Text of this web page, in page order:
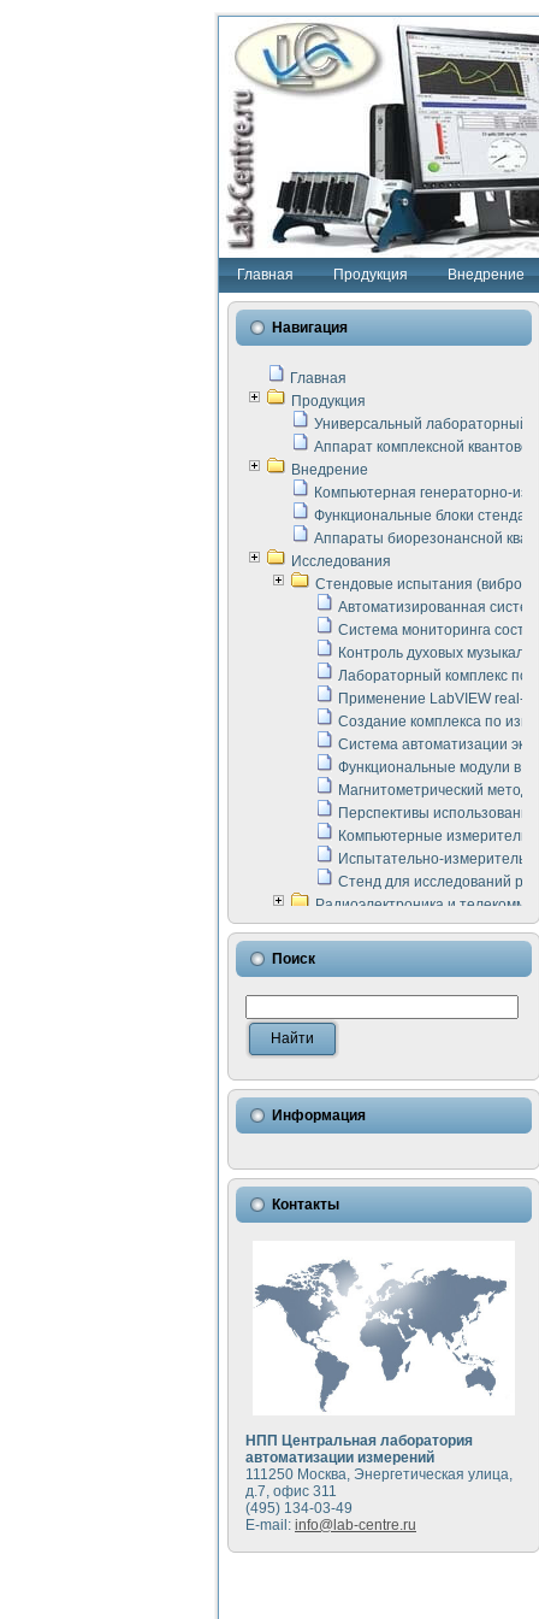
Главная Продукция Внедрение
Навигация
Главная
Продукция
Универсальный лабораторный
Аппарат комплексной
Внедрение
Компьютерная генераторно-
Функциональные блоки стенда
Аппараты биорезонансной
Исследования
Стендовые испытания
Автоматизированная
Система мониторинга
Контроль духовых
Лабораторный комплекс по
Применение LabVIEW real-
Создание комплекса по
Система автоматизации
Функциональные модули в
Магнитометрический метод
Перспективы
Компьютерные
Испытательно-
Стенд для исследований
Радиоэлектроника и
LabVIEW в расчетах
Аппаратно-программный
Виртуальный
Измерение шумовых
Измерительный
Инструменты для
Инструменты для
Использование NI LabVIEW
Исследовние возможности
Математическое
Моделирование и
Применение
Симуляция отклика
Автоматизация
Блок гальванической
Разработка
Применение среды
Портативная система для
Использование LabVIEW
Устройство для снятия
Передовые научные
Автоматизированная
Автоматизированный
Визуализация
Виртуальный прибор для
Исследование возможности
Исследование кинетики
Комплекс
Метод прогнозирования
Недорогая система
Применение технологий NI
Поиск
Информация
Контакты
НПП Центральная лаборатория
автоматизации измерений
111250 Москва, Энергетическая улица,
д.7, офис 311
(495) 134-03-49
E-mail: info@lab-centre.ru